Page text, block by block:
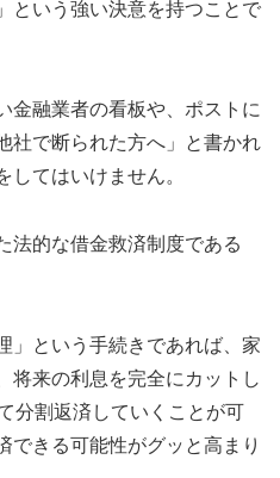
という強い決意を持つことで
金融業者の看板や、ポストに
社で断られた方へ」と書かれ
してはいけません。
法的な借金救済制度である
」という手続きであれば、家
将来の利息を完全にカットし
分割返済していくことが可
できる可能性がグッと高まり